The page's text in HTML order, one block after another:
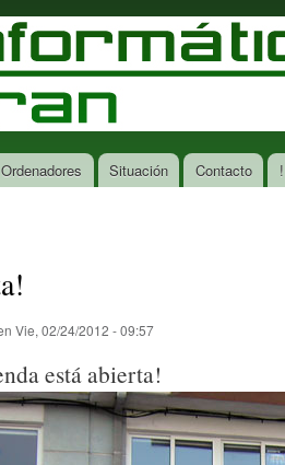
Situación Contacto !
Vie, 02/24/2012 - 09:57
está abierta!